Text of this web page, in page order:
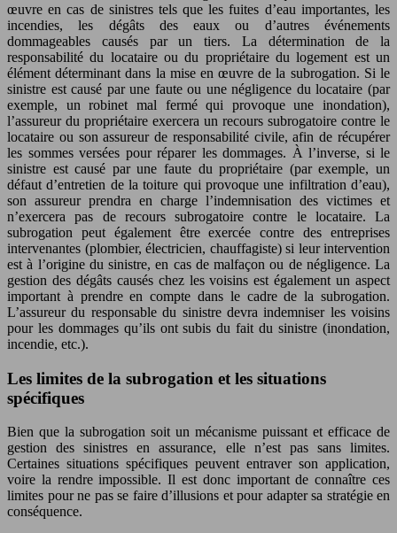
œuvre en cas de sinistres tels que les fuites d’eau importantes, les
incendies, les dégâts des eaux ou d’autres événements
dommageables causés par un tiers. La détermination de la
responsabilité du locataire ou du propriétaire du logement est un
élément déterminant dans la mise en œuvre de la subrogation. Si le
sinistre est causé par une faute ou une négligence du locataire (par
exemple, un robinet mal fermé qui provoque une inondation),
l’assureur du propriétaire exercera un recours subrogatoire contre le
locataire ou son assureur de responsabilité civile, afin de récupérer
les sommes versées pour réparer les dommages. À l’inverse, si le
sinistre est causé par une faute du propriétaire (par exemple, un
défaut d’entretien de la toiture qui provoque une infiltration d’eau),
son assureur prendra en charge l’indemnisation des victimes et
n’exercera pas de recours subrogatoire contre le locataire. La
subrogation peut également être exercée contre des entreprises
intervenantes (plombier, électricien, chauffagiste) si leur intervention
est à l’origine du sinistre, en cas de malfaçon ou de négligence. La
gestion des dégâts causés chez les voisins est également un aspect
important à prendre en compte dans le cadre de la subrogation.
L’assureur du responsable du sinistre devra indemniser les voisins
pour les dommages qu’ils ont subis du fait du sinistre (inondation,
incendie, etc.).
Les limites de la subrogation et les situations
spécifiques
Bien que la subrogation soit un mécanisme puissant et efficace de
gestion des sinistres en assurance, elle n’est pas sans limites.
Certaines situations spécifiques peuvent entraver son application,
voire la rendre impossible. Il est donc important de connaître ces
limites pour ne pas se faire d’illusions et pour adapter sa stratégie en
conséquence.